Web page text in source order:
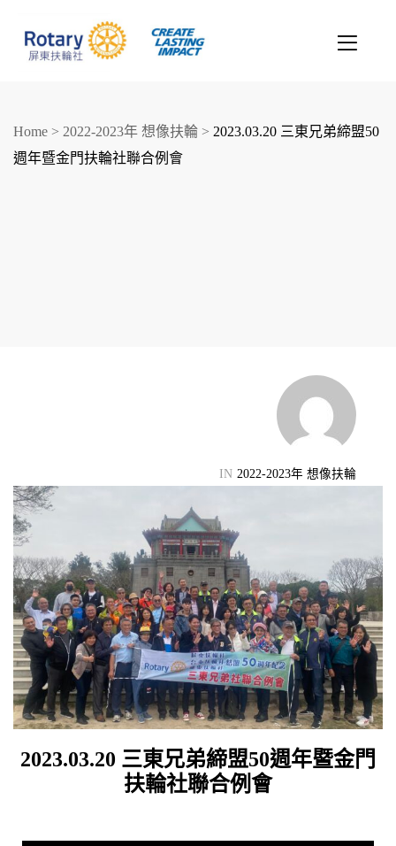
Home > 2022-2023年 想像扶輪 > 2023.03.20 三東兄弟締盟50
週年暨金門扶輪社聯合例會
IN 2022-2023年 想像扶輪
2023.03.20 三東兄弟締盟50週年暨金門
扶輪社聯合例會